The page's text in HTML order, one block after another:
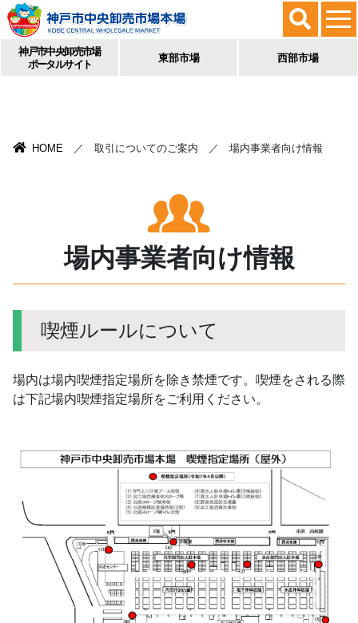
神戸市中央卸売市場
ポータルサイト
東部市場 西部市場
HOME ／ 取引についてのご案内 ／ 場内事業者向け情報
場内事業者向け情報
喫煙ルールについて
場内は場内喫煙指定場所を除き禁煙です。喫煙をされる際
は下記場内喫煙指定場所をご利用ください。